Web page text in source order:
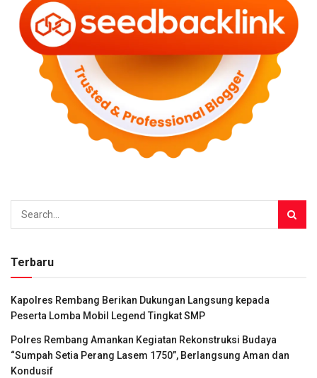
Terbaru
Kapolres Rembang Berikan Dukungan Langsung kepada
Peserta Lomba Mobil Legend Tingkat SMP
Polres Rembang Amankan Kegiatan Rekonstruksi Budaya
“Sumpah Setia Perang Lasem 1750”, Berlangsung Aman dan
Kondusif